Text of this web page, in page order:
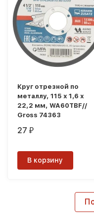
Круг отрезной по
металлу, 115 х 1,6 х
22,2 мм, WA60TBF//
Gross 74363
27₽
В корзину